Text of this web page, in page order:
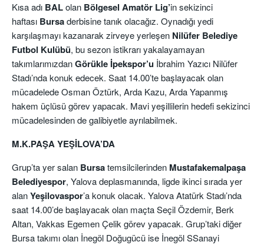
Kısa adı BALolan Bölgesel Amatör Lig’in sekizinci
haftası Bursaderbisine tanık olacağız. Oynadığı yedi
karşılaşmayı kazanarak zirveye yerleşen Nilüfer Belediye
Futbol Kulübü, bu sezon istikrarı yakalayamayan
takımlarımızdanGörükle İpekspor’u İbrahim Yazıcı Nilüfer
Stadı’nda konuk edecek. Saat 14.00’te başlayacak olan
mücadelede Osman Öztürk, Arda Kazu, Arda Yapanmış
hakem üçlüsü görev yapacak. Mavi yeşillilerin hedefi sekizinci
mücadelesinden de galibiyetle ayrılabilmek.
M.K.PAŞA YEŞİLOVA’DA
Grup’ta yer salan Bursatemsilcilerinden Mustafakemalpaşa
Belediyespor, Yalova deplasmanında, ligde ikinci sırada yer
alanYeşilovaspor’a konuk olacak. Yalova Atatürk Stadı’nda
saat 14.00’de başlayacak olan maçta Seçil Özdemir, Berk
Altan, Vakkas Egemen Çelik görev yapacak. Grup’taki diğer
Bursa takımı olan İnegöl Doğugücü ise İnegöl SSanayi